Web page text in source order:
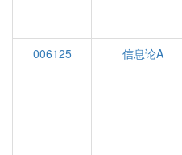
006125
信息论A